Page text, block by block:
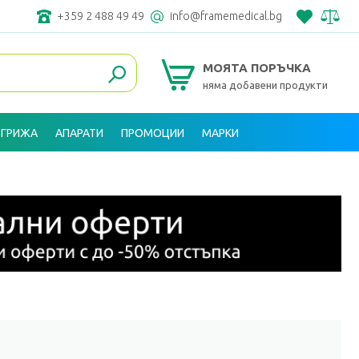
+359 2 488 49 49 info@framemedical.bg
МОЯТА ПОРЪЧКА
няма добавени продукти
АПАРАТИ ПРОМОЦИИ МАРКИ